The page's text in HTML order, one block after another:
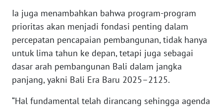
Ia juga menambahkan bahwa program-program
prioritas akan menjadi fondasi penting dalam
percepatan pencapaian pembangunan, tidak hanya
untuk lima tahun ke depan, tetapi juga sebagai
dasar arah pembangunan Bali dalam jangka
panjang, yakni Bali Era Baru 2025–2125.
“Hal fundamental telah dirancang sehingga agenda
WN
RIAU
WN
SERAMBI
WN